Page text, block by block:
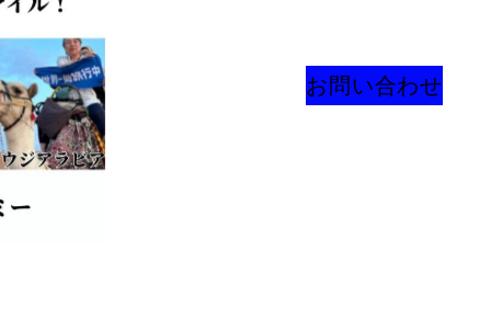
お問い合わせ